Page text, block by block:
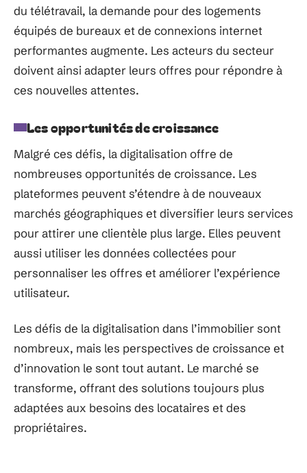
du télétravail, la demande pour des logements
équipés de bureaux et de connexions internet
performantes augmente. Les acteurs du secteur
doivent ainsi adapter leurs offres pour répondre à
ces nouvelles attentes.
Les opportunités de croissance
Malgré ces défis, la digitalisation offre de
nombreuses opportunités de croissance. Les
plateformes peuvent s’étendre à de nouveaux
marchés géographiques et diversifier leurs services
pour attirer une clientèle plus large. Elles peuvent
aussi utiliser les données collectées pour
personnaliser les offres et améliorer l’expérience
utilisateur.
Les défis de la digitalisation dans l’immobilier sont
nombreux, mais les perspectives de croissance et
d’innovation le sont tout autant. Le marché se
transforme, offrant des solutions toujours plus
adaptées aux besoins des locataires et des
propriétaires.